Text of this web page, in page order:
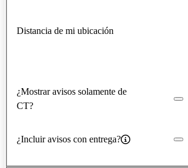
Distancia de mi ubicación
¿Mostrar avisos solamente de
CT?
¿Incluir avisos con entrega?